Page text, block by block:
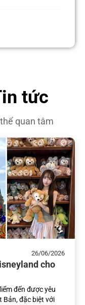
tức
quan tâm
26/06/2026
cho
đến được yêu
đặc biệt với